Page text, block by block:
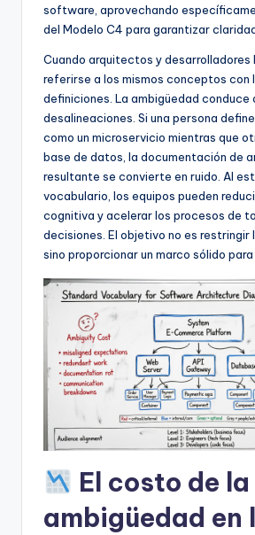
w
d
p
software, aprovechando
del Modelo C4 para garantizar
Cuando arquitectos y desarrolladores
referirse a los mismos conceptos con
definiciones. La ambigüedad conduce
desalineaciones. Si una persona
como un microservicio mientras que
base de datos, la documentación de
resultante se convierte en ruido. Al
vocabulario, los equipos pueden
cognitiva y acelerar los procesos de
decisiones. El objetivo no es restringir
sino proporcionar un marco sólido para
El costo de la
ambigüedad en